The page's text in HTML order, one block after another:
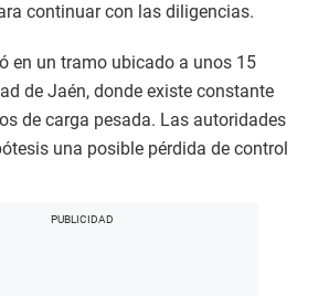
continuar con las diligencias.
en un tramo ubicado a unos 15
de Jaén, donde existe constante
de carga pesada. Las autoridades
una posible pérdida de control